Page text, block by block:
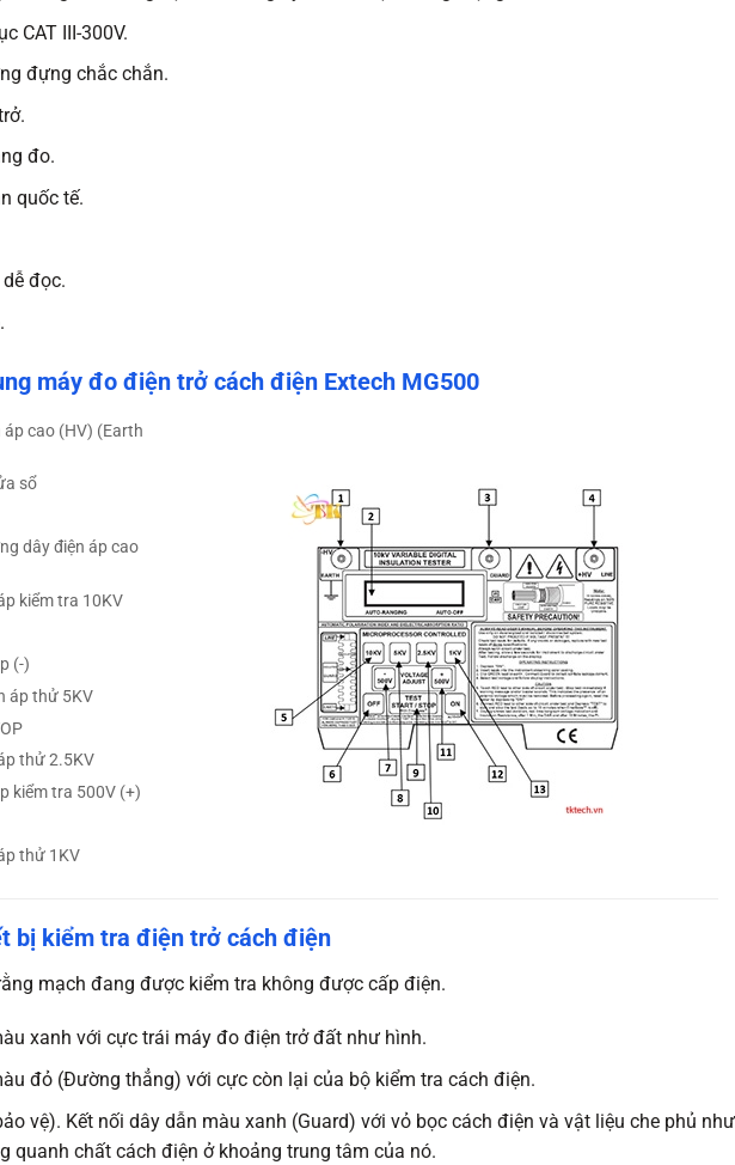
CAT III-300V.
đựng chắc chắn.
đo.
quốc tế.
đọc.
máy đo điện trở cách điện Extech MG500
cao (HV) (Earth
sổ
dây điện áp cao
kiểm tra 10KV
(-)
áp thử 5KV
thử 2.5KV
kiểm tra 500V (+)
thử 1KV
bị kiểm tra điện trở cách điện
mạch đang được kiểm tra không được cấp điện.
xanh với cực trái máy đo điện trở đất như hình.
đỏ (Đường thẳng) với cực còn lại của bộ kiểm tra cách điện.
vệ). Kết nối dây dẫn màu xanh (Guard) với vỏ bọc cách điện và vật liệu che phủ
quanh chất cách điện ở khoảng trung tâm của nó.